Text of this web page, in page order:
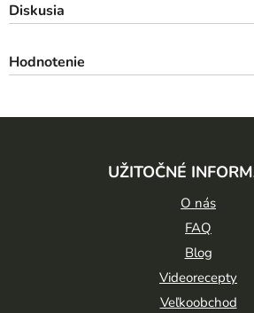
Diskusia
Hodnotenie
UŽITOČNÉ
O nás
FAQ
Blog
Videorecepty
Veľkoobchod